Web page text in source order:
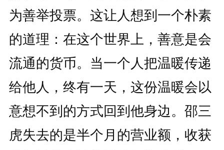
为善举投票。这让人想到一个朴素
的道理：在这个世界上，善意是会
流通的货币。当一个人把温暖传递
给他人，终有一天，这份温暖会以
意想不到的方式回到他身边。邵三
虎失去的是半个月的营业额，收获